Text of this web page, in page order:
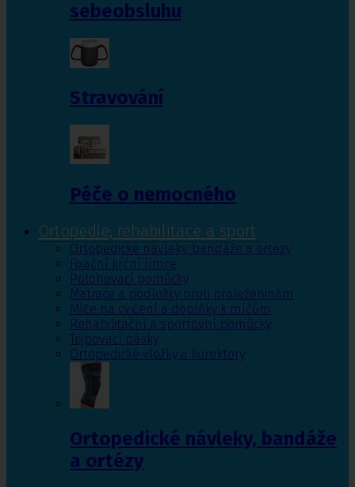
sebeobsluhu
Stravování
Péče o nemocného
Ortopedie, rehabilitace a sport
Ortopedické návleky, bandáže a ortézy
Fixační krční límce
Polohovací pomůcky
Matrace a podložky proti proleženinám
Míče na cvičení a doplňky k míčům
Rehabilitační a sportovní pomůcky
Tejpovací pásky
Ortopedické vložky a korektory
Ortopedické návleky, bandáže
a ortézy